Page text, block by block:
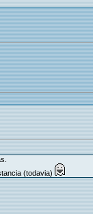
(todavia)